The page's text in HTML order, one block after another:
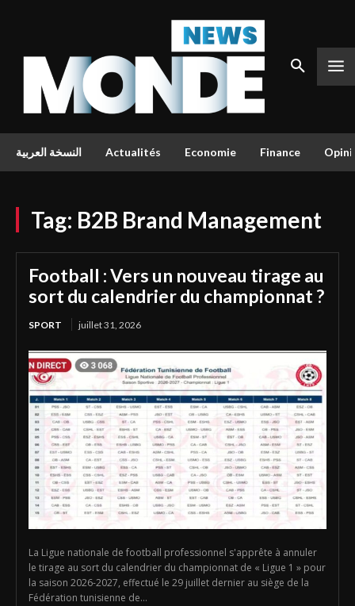
النسخة العربية Actualités Economie Finance
Tag: B2B Brand Management
Football : Vers un nouveau tirage au
sort du calendrier du championnat ?
SPORT juillet 31, 2026
La Ligue nationale de football professionnel s'apprête à annuler
le tirage au sort du calendrier du championnat de « Ligue 1 » pour
la saison 2026-2027, effectué le 29 juillet dernier au siège de la
Fédération tunisienne de...